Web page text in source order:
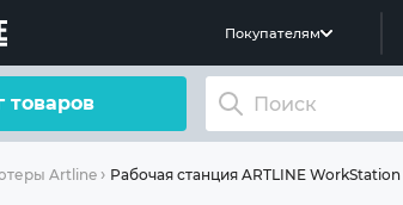
Покупателям
товаров
Artline Рабочая станция ARTLINE WorkStation